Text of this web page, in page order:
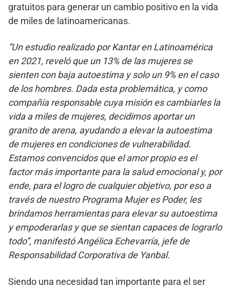
gratuitos para generar un cambio positivo en la vida
de miles de latinoamericanas.
“Un estudio realizado por Kantar en Latinoamérica
en 2021, reveló que un 13% de las mujeres se
sienten con baja autoestima y solo un 9% en el caso
de los hombres. Dada esta problemática, y como
compañía responsable cuya misión es cambiarles la
vida a miles de mujeres, decidimos aportar un
granito de arena, ayudando a elevar la autoestima
de mujeres en condiciones de vulnerabilidad.
Estamos convencidos que el amor propio es el
factor más importante para la salud emocional y, por
ende, para el logro de cualquier objetivo, por eso a
través de nuestro Programa Mujer es Poder, les
brindamos herramientas para elevar su autoestima
y empoderarlas y que se sientan capaces de lograrlo
todo”, manifestó Angélica Echevarría, jefe de
Responsabilidad Corporativa de Yanbal.
Siendo una necesidad tan importante para el ser